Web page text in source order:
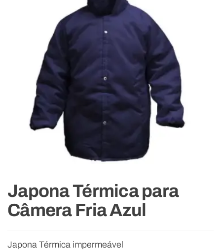
Japona Térmica para
Câmera Fria Azul
Japona Térmica impermeável